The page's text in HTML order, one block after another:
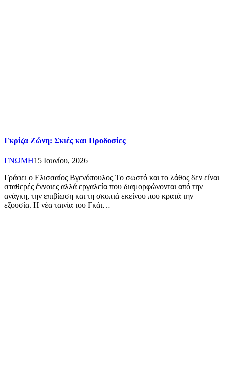
Γκρίζα Ζώνη: Σκιές και Προδοσίες
ΓΝΩΜΗ15 Ιουνίου, 2026
Γράφει ο Ελισσαίος Βγενόπουλος Το σωστό και το λάθος δεν είναι
σταθερές έννοιες αλλά εργαλεία που διαμορφώνονται από την
ανάγκη, την επιβίωση και τη σκοπιά εκείνου που κρατά την
εξουσία. Η νέα ταινία του Γκάι…